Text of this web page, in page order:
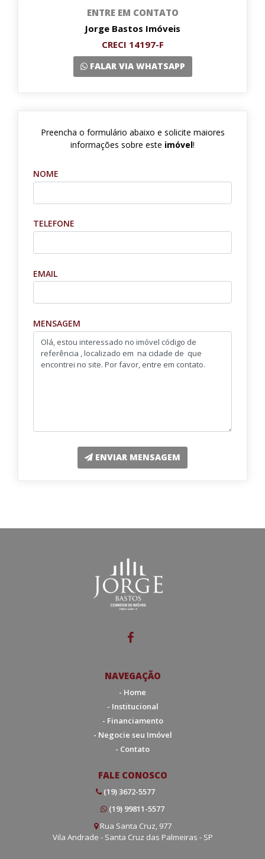
ENTRE EM CONTATO
Jorge Bastos Imóveis
CRECI 14197-F
FALAR VIA WHATSAPP
Preencha o formulário abaixo e solicite maiores
informações sobre este imóvel!
NOME
TELEFONE
EMAIL
MENSAGEM
ENVIAR MENSAGEM
NAVEGAÇÃO
- Home
- Institucional
- Financiamento
- Negocie seu Imóvel
- Contato
FALE CONOSCO
(19) 3672-5577
(19) 99811-5577
Rua Santa Cruz, 977
Vila Andrade - Santa Cruz das Palmeiras - SP